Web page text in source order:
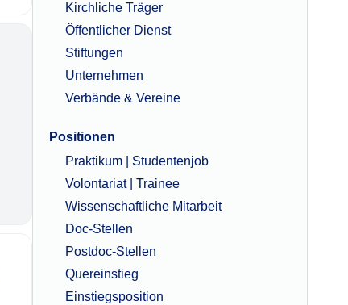
Kirchliche Träger
Öffentlicher Dienst
Stiftungen
Unternehmen
Verbände & Vereine
Positionen
Praktikum | Studentenjob
Volontariat | Trainee
Wissenschaftliche Mitarbeit
Doc-Stellen
Postdoc-Stellen
Quereinstieg
Einstiegsposition